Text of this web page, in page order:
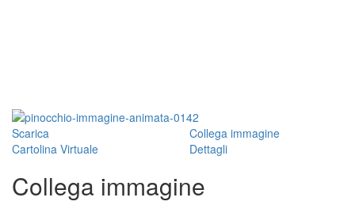
Scarica
Collega immagine
Cartolina Virtuale
Dettagli
Collega immagine